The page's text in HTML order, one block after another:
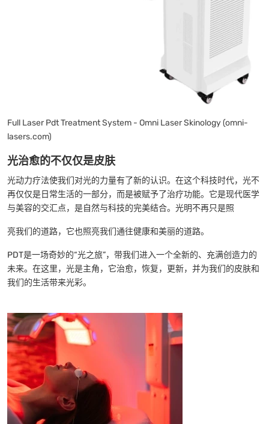
Full Laser Pdt Treatment System - Omni Laser Skinology (omni-
lasers.com)
光治愈的不仅仅是皮肤
光动力疗法使我们对光的力量有了新的认识。在这个科技时代，光不
再仅仅是日常生活的一部分，而是被赋予了治疗功能。它是现代医学
与美容的交汇点，是自然与科技的完美结合。光明不再只是照
亮我们的道路，它也照亮我们通往健康和美丽的道路。
PDT是一场奇妙的“光之旅”，带我们进入一个全新的、充满创造力的
未来。在这里，光是主角，它治愈，恢复，更新，并为我们的皮肤和
我们的生活带来光彩。